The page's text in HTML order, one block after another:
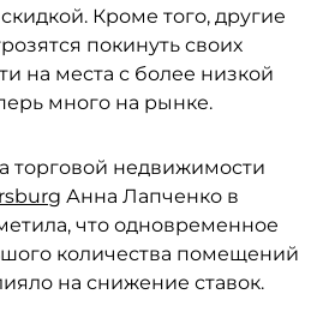
Кроме того, другие
покинуть своих
на места с более низкой
много на рынке.
торговой недвижимости
Анна Лапченко в
что одновременное
количества помещений
на снижение ставок.